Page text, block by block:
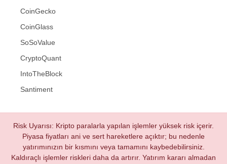
CoinGecko
CoinGlass
SoSoValue
CryptoQuant
IntoTheBlock
Santiment
Risk Uyarısı: Kripto paralarla yapılan işlemler yüksek risk içerir.
Piyasa fiyatları ani ve sert hareketlere açıktır; bu nedenle
yatırımınızın bir kısmını veya tamamını kaybedebilirsiniz.
Kaldıraçlı işlemler riskleri daha da artırır. Yatırım kararı almadan